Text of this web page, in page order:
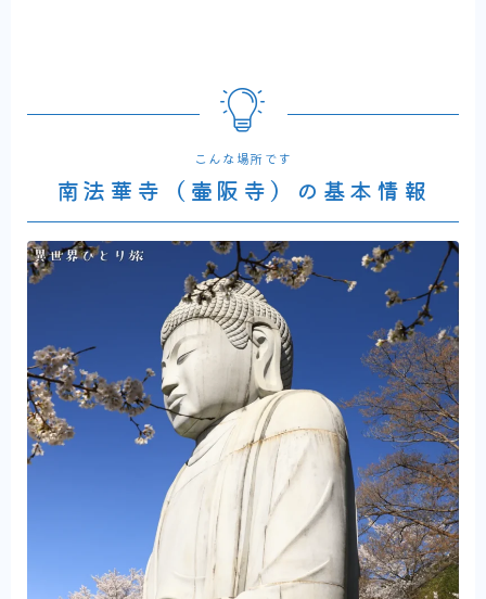
こんな場所です
南法華寺（壷阪寺）の基本情報